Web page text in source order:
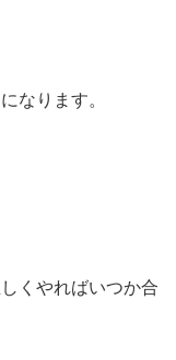
なります。
くやればいつか合